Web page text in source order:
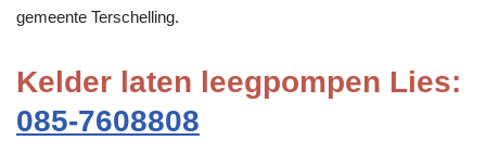
gemeente Terschelling.
Kelder laten leegpompen Lies:
085-7608808